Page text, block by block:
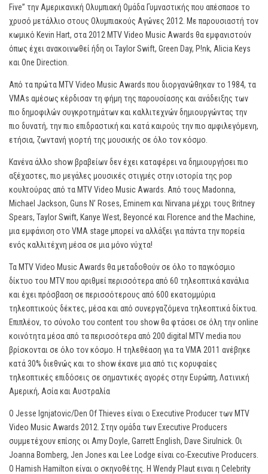
Five” την Αμερικανική Ολυμπιακή Ομάδα Γυμναστικής που απέσπασε το
χρυσό μετάλλιο στους Ολυμπιακούς Αγώνες 2012. Με παρουσιαστή τον
κωμικό Kevin Hart, στα 2012 MTV Video Music Awards θα εμφανιστούν
όπως έχει ανακοινωθεί ήδη οι Taylor Swift, Green Day, P!nk, Alicia Keys
και One Direction.
Από τα πρώτα MTV Video Music Awards που διοργανώθηκαν το 1984, τα
VMAs αμέσως κέρδισαν τη φήμη της παρουσίασης και ανάδειξης των
πιο δημοφιλών συγκροτημάτων και καλλιτεχνών δημιουργώντας την
πιο δυνατή, την πιο επιδραστική και κατά καιρούς την πιο αμφιλεγόμενη,
ετήσια, ζωντανή γιορτή της μουσικής σε όλο τον κόσμο.
Κανένα άλλο show βραβείων δεν έχει καταφέρει να δημιουργήσει πιο
αξέχαστες, πιο μεγάλες μουσικές στιγμές στην ιστορία της pop
κουλτούρας από τα MTV Video Music Awards. Από τους Madonna,
Michael Jackson, Guns N’ Roses, Eminem και Nirvana μέχρι τους Britney
Spears, Taylor Swift, Kanye West, Beyoncé και Florence and the Machine,
μια εμφάνιση στο VMA stage μπορεί να αλλάξει για πάντα την πορεία
ενός καλλιτέχνη μέσα σε μια μόνο νύχτα!
Τα MTV Video Music Awards θα μεταδοθούν σε όλο το παγκόσμιο
δίκτυο του MTV που αριθμεί περισσότερα από 60 τηλεοπτικά κανάλια
και έχει πρόσβαση σε περισσότερους από 600 εκατομμύρια
τηλεοπτικούς δέκτες, μέσα και από συνεργαζόμενα τηλεοπτικά δίκτυα.
Επιπλέον, το σύνολο του content του show θα φτάσει σε όλη την online
κοινότητα μέσα από τα περισσότερα από 200 digital MTV media που
βρίσκονται σε όλο τον κόσμο. Η τηλεθέαση για τα VMA 2011 ανέβηκε
κατά 30% διεθνώς και το show έκανε μια από τις κορυφαίες
τηλεοπτικές επιδόσεις σε σημαντικές αγορές στην Ευρώπη, Λατινική
Αμερική, Ασία και Αυστραλία
Ο Jesse Ignjatovic/Den Of Thieves είναι ο Executive Producer των MTV
Video Music Awards 2012. Στην ομάδα των Executive Producers
συμμετέχουν επίσης οι Amy Doyle, Garrett English, Dave Sirulnick. Οι
Joanna Bomberg, Jen Jones και Lee Lodge είναι co-Executive Producers.
O Hamish Hamilton είναι ο σκηνοθέτης. H Wendy Plaut ειναι η Celebrity